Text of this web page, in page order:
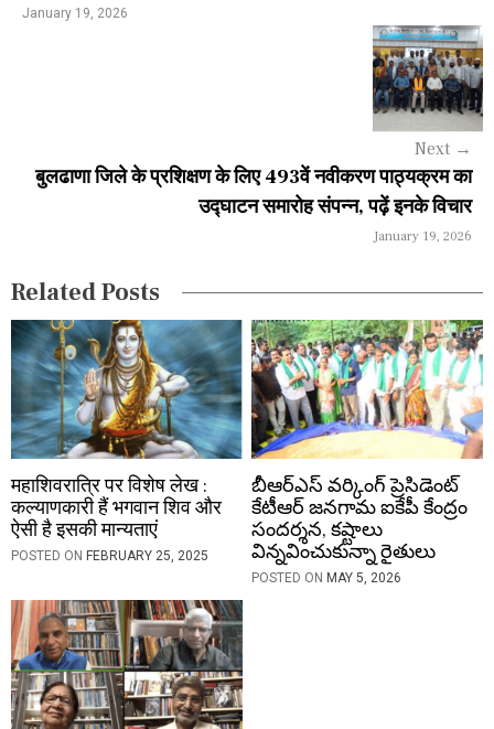
a
o
n
January 19, 2026
Next →
बुलढाणा जिले के प्रशिक्षण के लिए 493वें नवीकरण पाठ्यक्रम का
उद्घाटन समारोह संपन्न, पढ़ें इनके विचार
January 19, 2026
Related Posts
महाशिवरात्रि पर विशेष लेख :
कल्याणकारी हैं भगवान शिव और
ऐसी है इसकी मान्यताएं
POSTED ON FEBRUARY 25, 2025
బీఆర్ఎస్ వర్కింగ్ ప్రెసిడెంట్
కేటీఆర్ జనగామ ఐకేపీ కేంద్రం
సందర్శన, కష్టాలు
విన్నవించుకున్నా రైతులు
POSTED ON MAY 5, 2026